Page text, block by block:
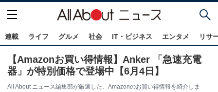
連載 ライフ グルメ 社会 IT・ビジネス エンタメ リサ
【Amazonお買い得情報】Anker 「急速充電
器」が特別価格で登場中【6月4日】
All About ニュース編集部が厳選した、Amazonのお買い得情報を紹介しま